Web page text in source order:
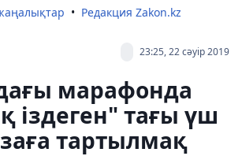
Редакция Zakon.kz
23:25, 22 сәуір 2019
марафонда
тағы үш
тартылмақ